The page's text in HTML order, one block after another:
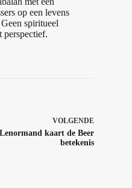
op een levens
spiritueel
perspectief.
VOLGENDE
Lenormand kaart de Beer
betekenis